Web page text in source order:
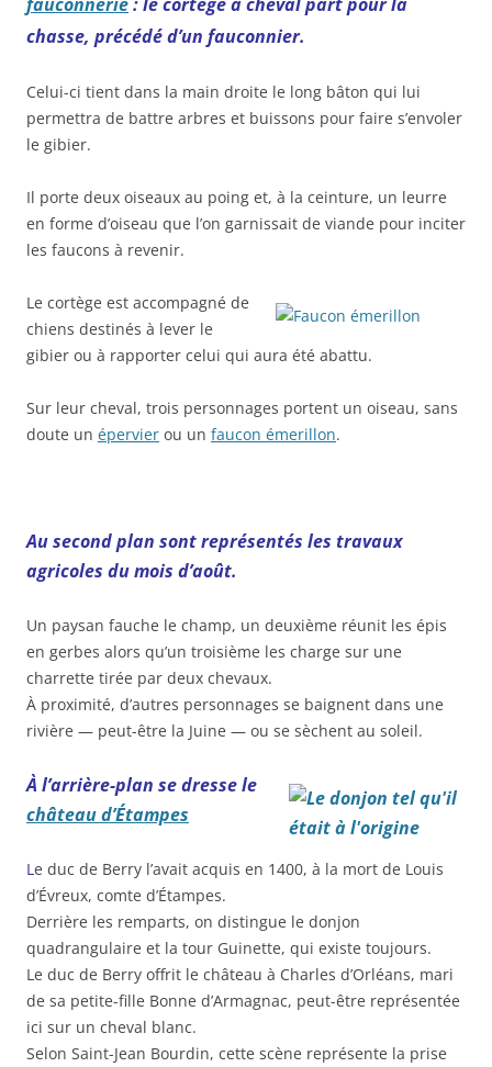
chasse, précédé d’un fauconnier.
Celui-ci tient dans la main droite le long bâton qui lui
permettra de battre arbres et buissons pour faire s’envoler
le gibier.
Il porte deux oiseaux au poing et, à la ceinture, un leurre
en forme d’oiseau que l’on garnissait de viande pour inciter
les faucons à revenir.
Le cortège est accompagné de
chiens destinés à lever le
gibier ou à rapporter celui qui aura été abattu.
Sur leur cheval, trois personnages portent un oiseau, sans
doute un épervier ou un faucon émerillon.
Au second plan sont représentés les travaux
agricoles du mois d’août.
Un paysan fauche le champ, un deuxième réunit les épis
en gerbes alors qu’un troisième les charge sur une
charrette tirée par deux chevaux.
À proximité, d’autres personnages se baignent dans une
rivière — peut-être la Juine — ou se sèchent au soleil.
À l’arrière-plan se dresse le
château d’Étampes
L e duc de Berry l’avait acquis en 1400, à la mort de Louis
d’Évreux, comte d’Étampes.
Derrière les remparts, on distingue le donjon
quadrangulaire et la tour Guinette, qui existe toujours.
Le duc de Berry offrit le château à Charles d’Orléans, mari
de sa petite-fille Bonne d’Armagnac, peut-être représentée
ici sur un cheval blanc.
Selon Saint-Jean Bourdin, cette scène représente la prise